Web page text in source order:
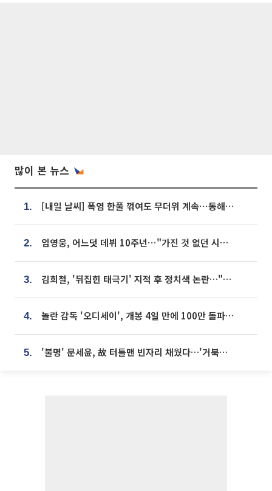
많이 본 뉴스
1. [내일 날씨] 폭염 한풀 꺾여도 무더위 계속⋯동해안 이틀 연속 비
2. 임영웅, 어느덧 데뷔 10주년⋯"가진 것 없던 시절, 내 앞엔 20명의 팬뿐"
3. 김희철, '뒤집힌 태극기' 지적 후 정치색 논란…"좌우 떠나 우리나라 국기"
4. 놀란 감독 '오디세이', 개봉 4일 만에 100만 돌파⋯'왕사남' 보다 빠르다
5. '불명' 문세윤, 故 터틀맨 빈자리 채웠다…'거북이' 눈물의 최종 우승